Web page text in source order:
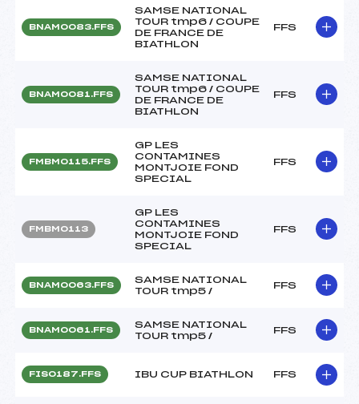
BNAM0083.FFS
SAMSE NATIONAL
TOUR tmp6 / COUPE
DE FRANCE DE
BIATHLON
FFS
BNAM0081.FFS
SAMSE NATIONAL
TOUR tmp6 / COUPE
DE FRANCE DE
BIATHLON
FFS
FMBM0115.FFS
GP LES
CONTAMINES
MONTJOIE FOND
SPECIAL
FFS
FMBM0113
GP LES
CONTAMINES
MONTJOIE FOND
SPECIAL
FFS
BNAM0063.FFS
SAMSE NATIONAL
TOUR tmp5 /
FFS
BNAM0061.FFS
SAMSE NATIONAL
TOUR tmp5 /
FFS
FIS0187.FFS IBU CUP BIATHLON FFS